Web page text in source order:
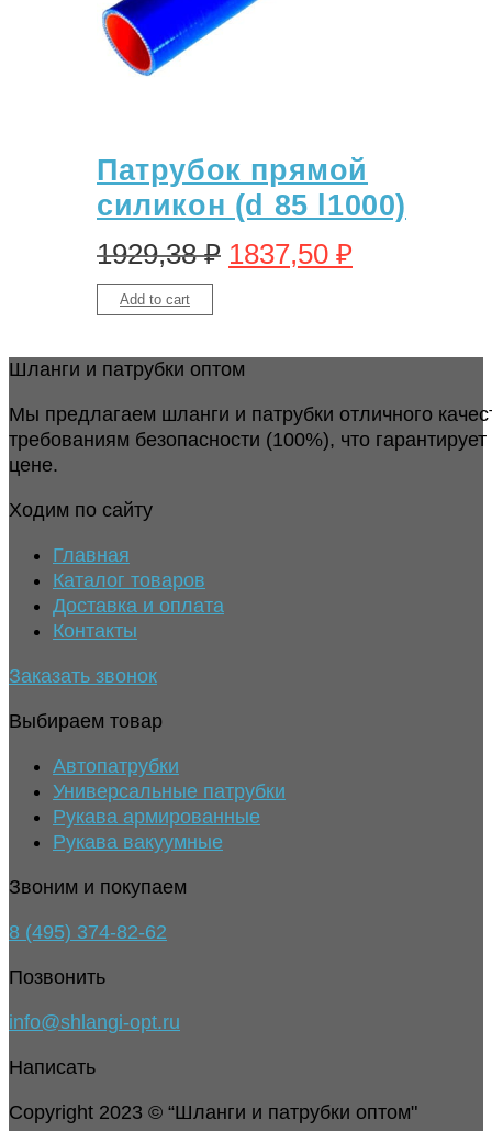
Патрубок прямой
силикон (d 85 l1000)
1929,38₽ 1837,50 ₽
Add to cart
Шланги и патрубки оптом
Мы предлагаем шланги и патрубки отличного
требованиям безопасности (100%), что
цене.
Ходим по сайту
Главная
Каталог товаров
Доставка и оплата
Контакты
Заказать звонок
Выбираем товар
Автопатрубки
Универсальные патрубки
Рукава армированные
Рукава вакуумные
Звоним и покупаем
8 (495) 374-82-62
Позвонить
info@shlangi-opt.ru
Написать
Copyright 2023 © “Шланги и патрубки оптом"